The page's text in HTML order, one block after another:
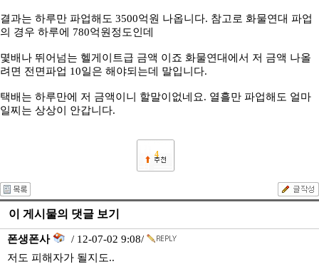
결과는 하루만 파업해도 3500억원 나옵니다. 참고로 화물연대 파업
의 경우 하루에 780억원정도인데
몇배나 뛰어넘는 헬게이트급 금액 이죠 화물연대에서 저 금액 나올
려면 전면파업 10일은 해야되는데 말입니다.
택배는 하루만에 저 금액이니 할말이없네요. 열흘만 파업해도 얼마
일찌는 상상이 안갑니다.
4
이 게시물의 댓글 보기
폰생폰사
/ 12-07-02 9:08/
저도 피해자가 될지도..